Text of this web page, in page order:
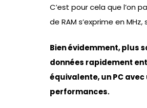
C’est pour cela que l’on
de RAM s’exprime en
Bien évidemment, plus
données rapidement
équivalente, un PC
performances.